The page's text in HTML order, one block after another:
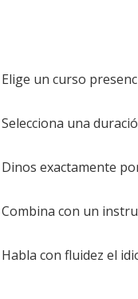
Elige un curso
Selecciona una
Dinos exactamente
Combina con un
Habla con fluidez el